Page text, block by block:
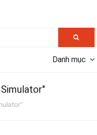
Danh mục